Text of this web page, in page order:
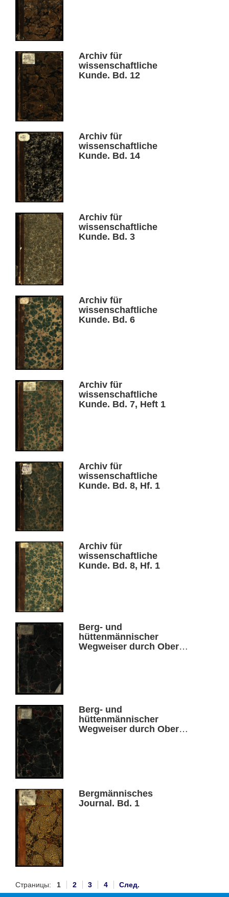
Archiv für
wissenschaftliche
Kunde. Bd. 12
Archiv für
wissenschaftliche
Kunde. Bd. 14
Archiv für
wissenschaftliche
Kunde. Bd. 3
Archiv für
wissenschaftliche
Kunde. Bd. 6
Archiv für
wissenschaftliche
Kunde. Bd. 7, Heft 1
Archiv für
wissenschaftliche
Kunde. Bd. 8, Hf. 1
Archiv für
wissenschaftliche
Kunde. Bd. 8, Hf. 1
Berg- und
hüttenmännischer
Wegweiser durch Ober-
Berg- und
hüttenmännischer
Wegweiser durch Ober-
Bergmännisches
Journal. Bd. 1
Страницы: 1 2 3 4 След.